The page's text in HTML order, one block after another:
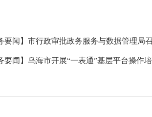
要闻】市行政审批政务服务与数据管理局
要闻】乌海市开展“一表通”基层平台操作